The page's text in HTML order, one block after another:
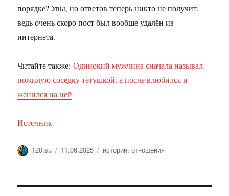
порядке? Увы, но ответов теперь никто не получит,
ведь очень скоро пост был вообще удалён из
интернета.
Читайте также:Одинокий мужчина сначала называл
пожилую соседку тётушкой, а после влюбился и
женился на ней
Источник
Автор
120.su Опубликовано
11.06.2025 Метки
истории,отношения